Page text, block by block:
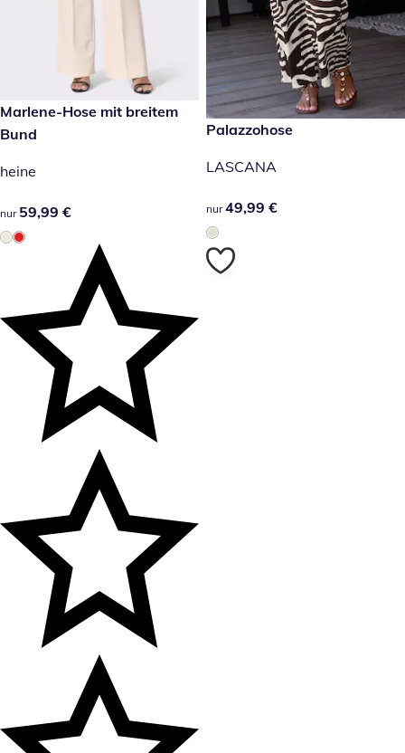
59,99 €
Marlene-Hose mit breitem
Bund
heine
59,99 €
nur 59,99 €
49,99 €
Palazzohose
LASCANA
49,99 €
nur 49,99 €